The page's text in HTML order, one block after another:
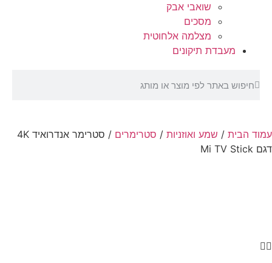
שואבי אבק
מסכים
מצלמה אלחוטית
מעבדת תיקונים
עמוד הבית / שמע ואוזניות / סטרימרים
/ סטרימר אנדרואיד 4K
דגם Mi TV Stick